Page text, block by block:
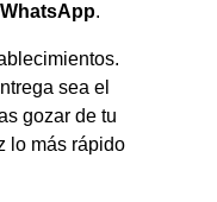
WhatsApp.
sea el
gozar de tu
lo más rápido